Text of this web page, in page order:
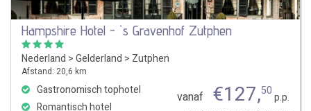
Hampshire Hotel - `s Gravenhof Zutphen
Nederland >Gelderland > Zutphen
Afstand: 20,6 km
Gastronomisch tophotel
Romantisch hotel
vanaf €127,50p.p.